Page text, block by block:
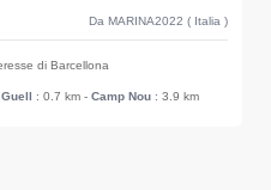
Da MARINA2022 ( Italia )
di Barcellona
: 0.7 km - Camp Nou : 3.9 km